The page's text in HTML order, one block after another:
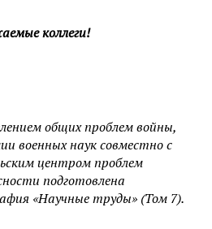
коллеги!
общих проблем войны,
военных наук совместно с
центром проблем
подготовлена
«Научные труды» (Том 7).